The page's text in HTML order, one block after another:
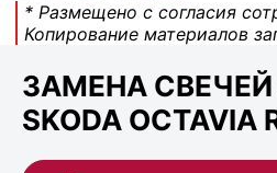
* Размещено с согласия
Копирование материалов
ЗАМЕНА
SKODA OCTAVIA